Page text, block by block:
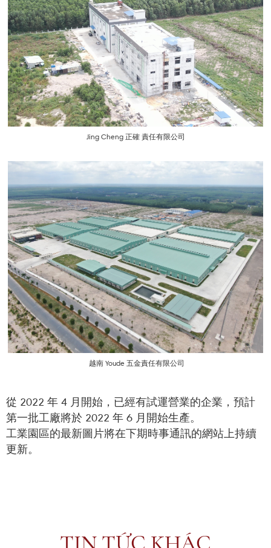
Jing Cheng 正確 責任有限公司
越南 Youde 五金責任有限公司
從 2022 年 4 月開始，已經有試運營業的企業，預計
第一批工廠將於 2022 年 6 月開始生產。
工業園區的最新圖片將在下期時事通訊的網站上持續
更新。